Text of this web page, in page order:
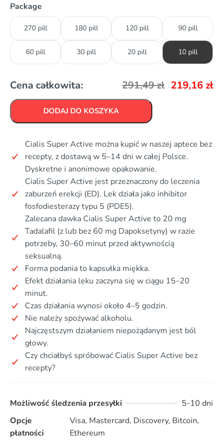
Package
270 pill 180 pill 120 pill 90 pill
60 pill 30 pill 20 pill 10 pill
Cena całkowita: 291,49zł 219,16 zł
DODAJ DO KOSZYKA
Cialis Super Active można kupić w naszej aptece bez
recepty, z dostawą w 5–14 dni w całej Polsce.
Dyskretne i anonimowe opakowanie.
Cialis Super Active jest przeznaczony do leczenia
zaburzeń erekcji (ED). Lek działa jako inhibitor
fosfodiesterazy typu 5 (PDE5).
Zalecana dawka Cialis Super Active to 20 mg
Tadalafil (z lub bez 60 mg Dapoksetyny) w razie
potrzeby, 30–60 minut przed aktywnością
seksualną.
Forma podania to kapsułka miękka.
Efekt działania leku zaczyna się w ciągu 15–20
minut.
Czas działania wynosi około 4–5 godzin.
Nie należy spożywać alkoholu.
Najczęstszym działaniem niepożądanym jest ból
głowy.
Czy chciałbyś spróbować Cialis Super Active bez
recepty?
Możliwość śledzenia przesyłki
5-10 dni
Opcje
płatności
Visa, Mastercard, Discovery, Bitcoin,
Ethereum